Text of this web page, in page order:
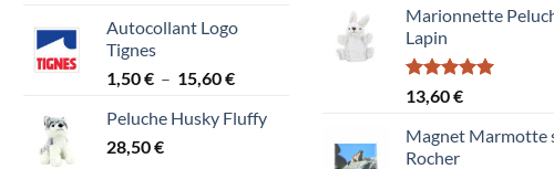
Autocollant Logo
Tignes
1,50€ – 15,60€Plage
prix :
Peluche Husky Fluffy
28,50€
Marionnette
Lapin
Note5.00
sur 5
13,60€
Magnet Marmotte
Rocher